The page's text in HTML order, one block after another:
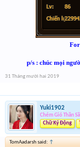
p/s : chúc mọi
31 Tháng mười hai 2019
Yuki1902
Chém Gió Thần
Chữ Ký Động
TomAadarsh said: ↑